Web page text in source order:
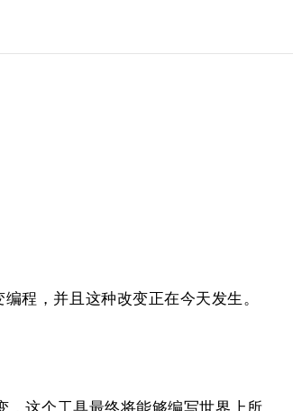
程，并且这种改变正在今天发生。